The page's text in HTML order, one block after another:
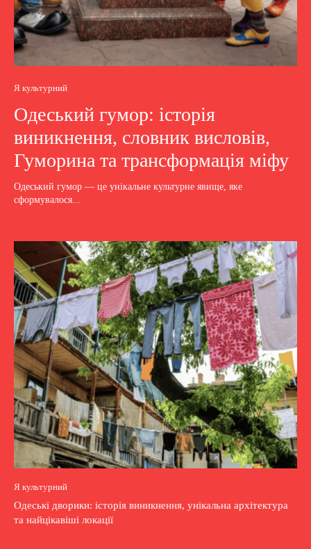
Я культурний
Одеський гумор: історія
виникнення, словник висловів,
Гуморина та трансформація міфу
Одеський гумор — це унікальне культурне явище, яке
сформувалося...
Я культурний
Одеські дворики: історія виникнення, унікальна архітектура
та найцікавіші локації